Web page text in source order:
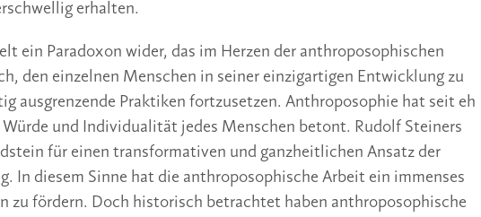
erhalten.
ein Paradoxon wider, das im Herzen der anthroposophischen
den einzelnen Menschen in seiner einzigartigen Entwicklung zu
ausgrenzende Praktiken fortzusetzen. Anthroposophie hat seit eh
Würde und Individualität jedes Menschen betont. Rudolf Steiners
für einen transformativen und ganzheitlichen Ansatz der
In diesem Sinne hat die anthroposophische Arbeit ein immenses
zu fördern. Doch historisch betrachtet haben anthroposophische